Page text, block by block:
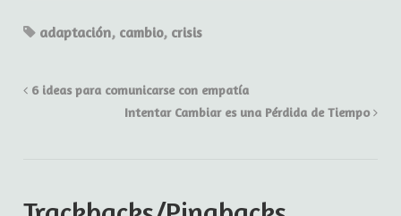
adaptación, cambio, crisis
6 ideas para comunicarse con empatía
Intentar Cambiar es una Pérdida de Tiempo